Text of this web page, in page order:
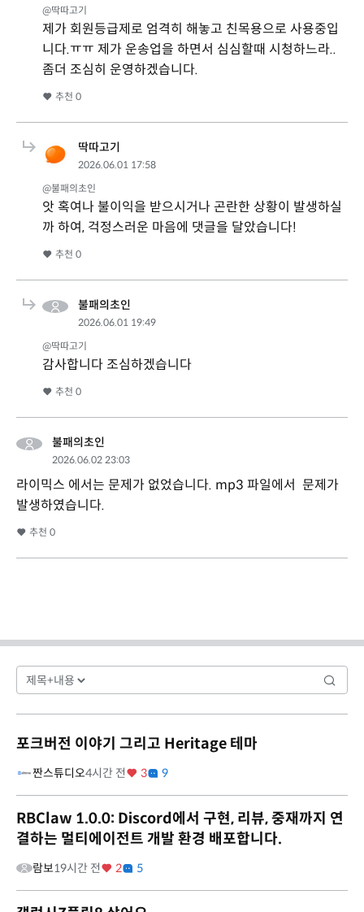
@딱따고기
제가 회원등급제로 엄격히 해놓고 친목용으로 사용중입
니다.ㅠㅠ 제가 운송업을 하면서 심심할때 시청하느라..
좀더 조심히 운영하겠습니다.
추천 0
딱따고기
2026.06.01 17:58
@불패의초인
앗 혹여나 불이익을 받으시거나 곤란한 상황이 발생하실
까 하여, 걱정스러운 마음에 댓글을 달았습니다!
추천 0
불패의초인
2026.06.01 19:49
@딱따고기
감사합니다 조심하겠습니다
추천 0
불패의초인
2026.06.02 23:03
라이믹스 에서는 문제가 없었습니다. mp3 파일에서 문제가
발생하였습니다.
추천 0
포크버전 이야기 그리고 Heritage 테마
짠스튜디오4시간 전 3 9
RBClaw 1.0.0: Discord에서 구현, 리뷰, 중재까지 연
결하는 멀티에이전트 개발 환경 배포합니다.
람보19시간 전 2 5